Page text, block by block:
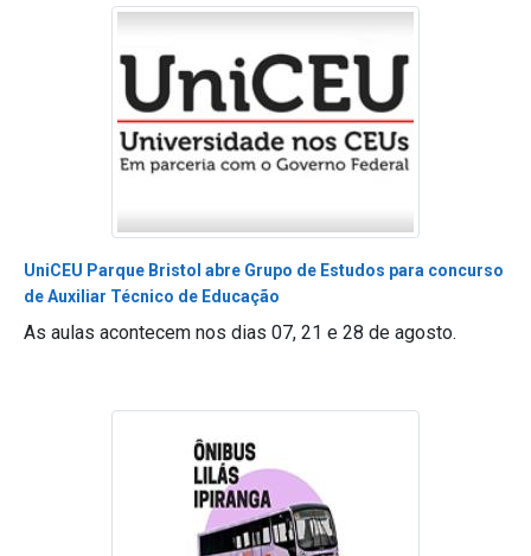
UniCEU Parque Bristol abre Grupo de Estudos para concurso
de Auxiliar Técnico de Educação
As aulas acontecem nos dias 07, 21 e 28 de agosto.